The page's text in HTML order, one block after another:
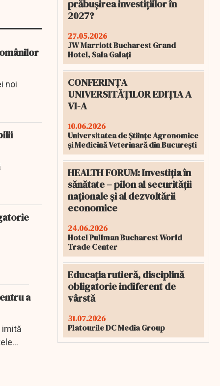
noi
a
imită
prăbușirea investițiilor în
2027?
27.05.2026
JW Marriott Bucharest Grand
Hotel, Sala Galați
CONFERINȚA
UNIVERSITĂȚILOR EDIȚIA A
VI-A
10.06.2026
Universitatea de Științe Agronomice
și Medicină Veterinară din București
HEALTH FORUM: Investiția în
sănătate – pilon al securității
naționale și al dezvoltării
economice
24.06.2026
Hotel Pullman Bucharest World
Trade Center
Educația rutieră, disciplină
obligatorie indiferent de
vârstă
31.07.2026
Platourile DC Media Group